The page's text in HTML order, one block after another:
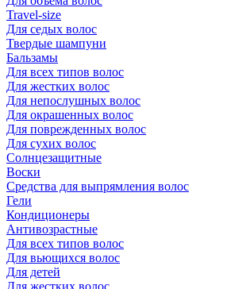
Travel-size
Для седых волос
Твердые шампуни
Бальзамы
Для всех типов волос
Для жестких волос
Для непослушных волос
Для окрашенных волос
Для поврежденных волос
Для сухих волос
Солнцезащитные
Воски
Средства для выпрямления волос
Гели
Кондиционеры
Антивозрастные
Для всех типов волос
Для вьющихся волос
Для детей
Для жестких волос